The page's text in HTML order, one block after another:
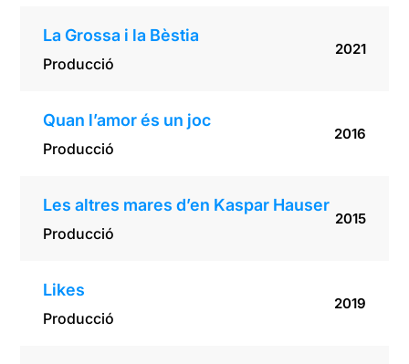
La Grossa i la Bèstia
Producció
2021
Quan l’amor és un joc
Producció
2016
Les altres mares d’en Kaspar Hauser
Producció
2015
Likes
Producció
2019